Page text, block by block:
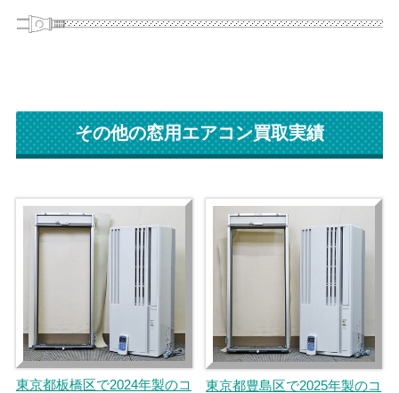
その他の窓用エアコン買取実績
東京都板橋区で2024年製のコ 東京都豊島区で2025年製のコ